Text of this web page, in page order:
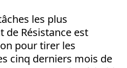
les plus
de Résistance est
pour tirer les
cinq derniers mois de